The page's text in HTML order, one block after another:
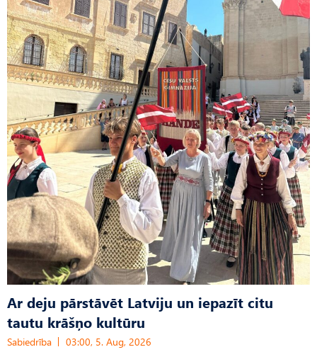
Ar deju pārstāvēt Latviju un iepazīt citu
tautu krāšņo kultūru
Sabiedrība 03:00, 5. Aug, 2026